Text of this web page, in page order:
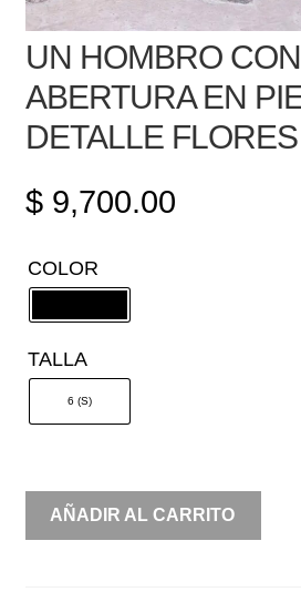
UN HOMBRO CON
ABERTURA EN
DETALLE FLORES
$9,700.00
COLOR
TALLA
6 (S)
HOMBRO
AÑADIR AL CARRITO